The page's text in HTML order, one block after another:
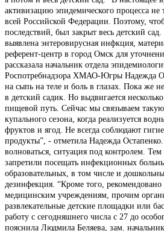
активизацию эпидемического процесса не
всей Российской Федерации. Поэтому,
последствий, был закрыт весь детский
выявлена энтеровирусная инфкция,
референт-центр в город Омск для
рассказала начальник отдела
Роспотребнадзора ХМАО-Югры Надежда
на сыпь на теле и боль в глазах. Пока же
в детский садик. Но выдвигается
пищевой путь. Сейчас мы связываем
купального сезона, когда реализуется
фруктов и ягод. Не всегда соблюдают
продукты”, - отметила Надежда
волноваться, ситуация под контролем.
запретили посещать инфекционных
образовательных, в том числе и
дезинфекция. “Кроме того,
медицинским учреждениям, прочим
развлекательные детские площадки или
работу с сегодняшнего числа с 27 до
пояснила Людмила Беляева, зам.